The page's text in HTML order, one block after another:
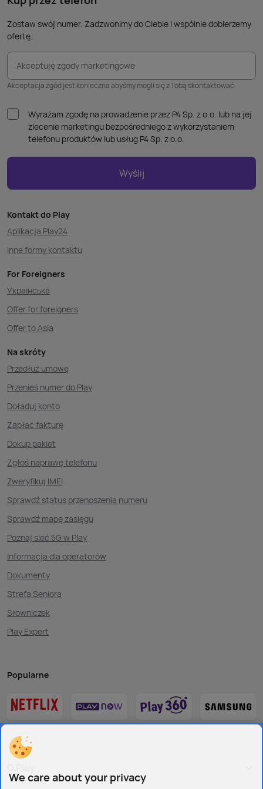
Zostaw swój numer. Zadzwonimy do Ciebie i wspólnie dobierzemy
ofertę.
Akceptuję zgody marketingowe
Akceptacja zgód jest konieczna abyśmy mogli się z Tobą skontaktować.
Wyrażam zgodę na prowadzenie przez P4 Sp. z o.o. lub na jej
zlecenie marketingu bezpośredniego z wykorzystaniem
telefonu produktów lub usług P4 Sp. z o.o.
Wyślij
Kontakt do Play
Aplikacja Play24
Inne formy kontaktu
For Foreigners
Українська
Offer for foreigners
Offer to Asia
Na skróty
Przedłuż umowę
Przenieś numer do Play
Doładuj konto
Zapłać fakturę
Dokup pakiet
Zgłoś naprawę telefonu
Zweryfikuj IMEI
Sprawdź status przenoszenia numeru
Sprawdź mapę zasięgu
Poznaj sieć 5G w Play
Informacja dla operatorów
Dokumenty
Strefa Seniora
Słowniczek
Play Expert
Popularne
We care about your privacy